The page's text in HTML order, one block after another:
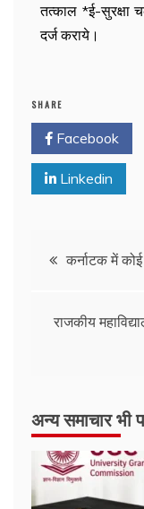
तत्काल *ई-सुरक्षा
दर्ज कराये।
SHARE
Facebook
Linkedin
कर्नाटक में
राजकीय
अन्य समाचार भी